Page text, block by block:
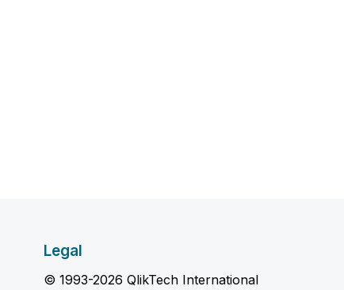
Legal
© 1993-2026 QlikTech International